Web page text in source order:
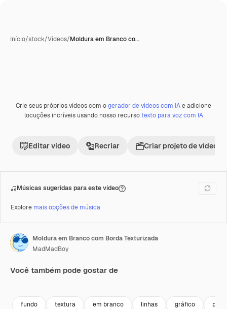
Início/stock/Vídeos/Moldura em Branco co…
Premium
Crie seus próprios vídeos com ogerador de vídeos com IAe adicione
locuções incríveis usando nosso recursotexto para voz com IA
Editar vídeo Recriar Criar projeto de vídeo
Músicas sugeridas para este vídeo
Explore mais opções de música
Moldura em Branco com Borda Texturizada
MadMadBoy
Você também pode gostar de
fundo textura em branco linhas gráfico